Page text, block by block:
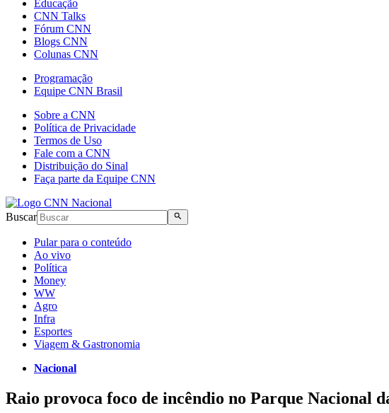
Educação
CNN Talks
Fórum CNN
Blogs CNN
Colunas CNN
Programação
Equipe CNN Brasil
Sobre a CNN
Política de Privacidade
Termos de Uso
Fale com a CNN
Distribuição do Sinal
Faça parte da Equipe CNN
Buscar
Pular para o conteúdo
Ao vivo
Política
Money
WW
Agro
Infra
Esportes
Viagem & Gastronomia
Nacional
Raio provoca foco de incêndio no Parque Nacional